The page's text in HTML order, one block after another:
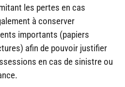
les pertes en cas
à conserver
importants (papiers
afin de pouvoir justifier
en cas de sinistre ou